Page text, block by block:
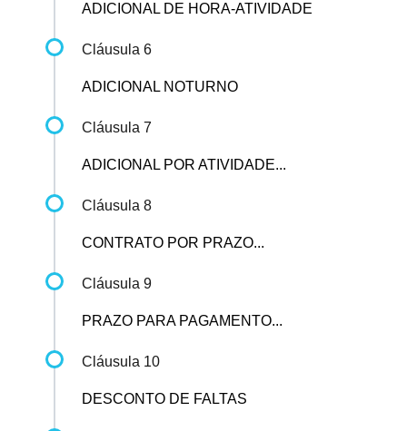
ADICIONAL DE HORA-ATIVIDADE
Cláusula 6
ADICIONAL NOTURNO
Cláusula 7
ADICIONAL POR ATIVIDADE...
Cláusula 8
CONTRATO POR PRAZO...
Cláusula 9
PRAZO PARA PAGAMENTO...
Cláusula 10
DESCONTO DE FALTAS